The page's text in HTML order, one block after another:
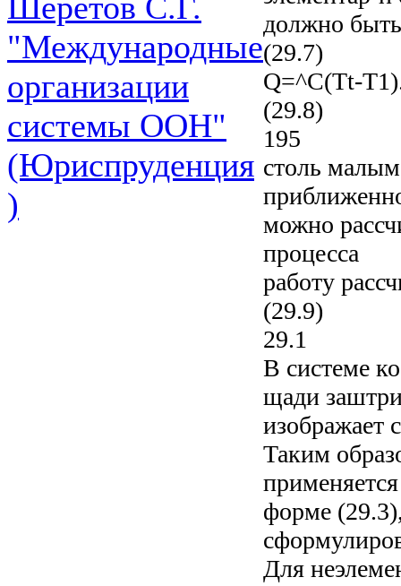
"Международные
организации
системы ООН"
(Юриспруденция
)
должно быть
(29.7)
Q=^C(Tt-
(29.8)
195
столь
можно
процесса
работу
(29.9)
29.1
В системе
щади
изображает
Таким
форме
Для